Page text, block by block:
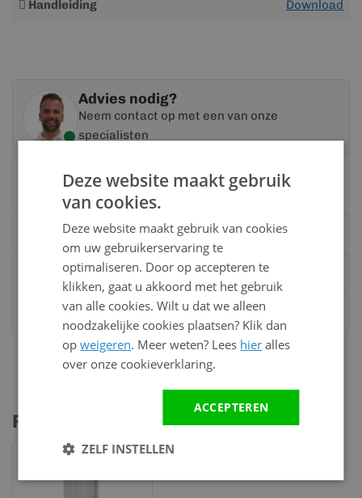
Handleiding Download
Advies nodig?
Neem contact op met een van onze
specialisten
Vandaag bereikbaar
van 08:00 tot 17:00 uur
0528 - 355190
Mailinfo@kunststofbouwmateriaal.nl
Stuur ons een bericht op Whatsapp
Profielen & accessoires
Deze website maakt gebruik
van cookies.
Deze website maakt gebruik van cookies
om uw gebruikerservaring te
optimaliseren. Door op accepteren te
klikken, gaat u akkoord met het gebruik
van alle cookies. Wilt u dat we alleen
noodzakelijke cookies plaatsen? Klik dan
opweigeren. Meer weten? Lees hier alles
over onze cookieverklaring.
ACCEPTEREN
ZELF INSTELLEN